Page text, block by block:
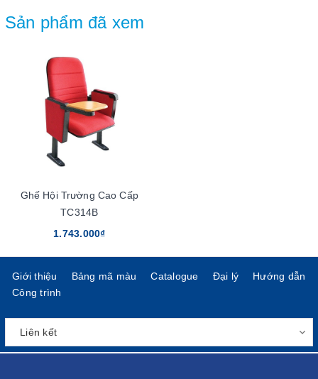
Sản phẩm đã xem
Ghế Hội Trường Cao Cấp
TC314B
1.743.000₫
Giới thiệu Bảng mã màu Catalogue Đại lý
Hướng dẫn
Công trình